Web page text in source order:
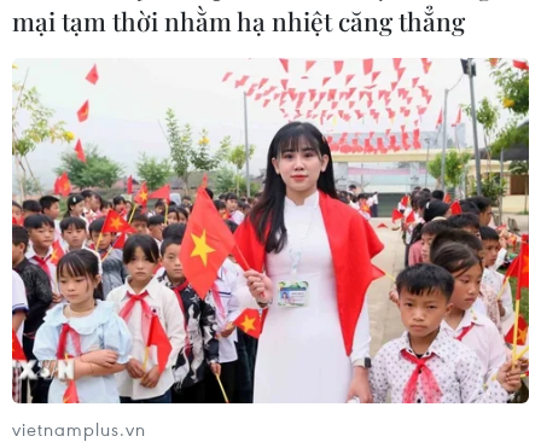
mại tạm thời nhằm hạ nhiệt căng thẳng
vietnamplus.vn